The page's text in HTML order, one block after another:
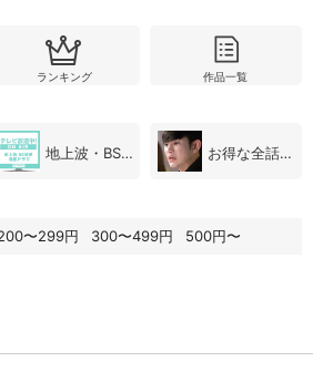
現在獲得済みのお得なクーポンを確認でき
レンタル、購入、定額見放題の購入履歴の
能です。
ランキング 作品一覧
地上波・BS放送（韓国ドラマ） お得な全話パック
〜299円 300〜499円 500円〜